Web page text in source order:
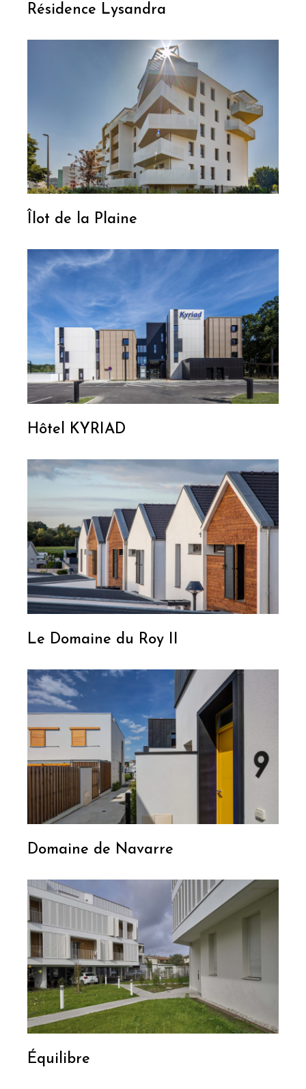
Résidence Lysandra
Îlot de la Plaine
Hôtel KYRIAD
Le Domaine du Roy II
Domaine de Navarre
Équilibre